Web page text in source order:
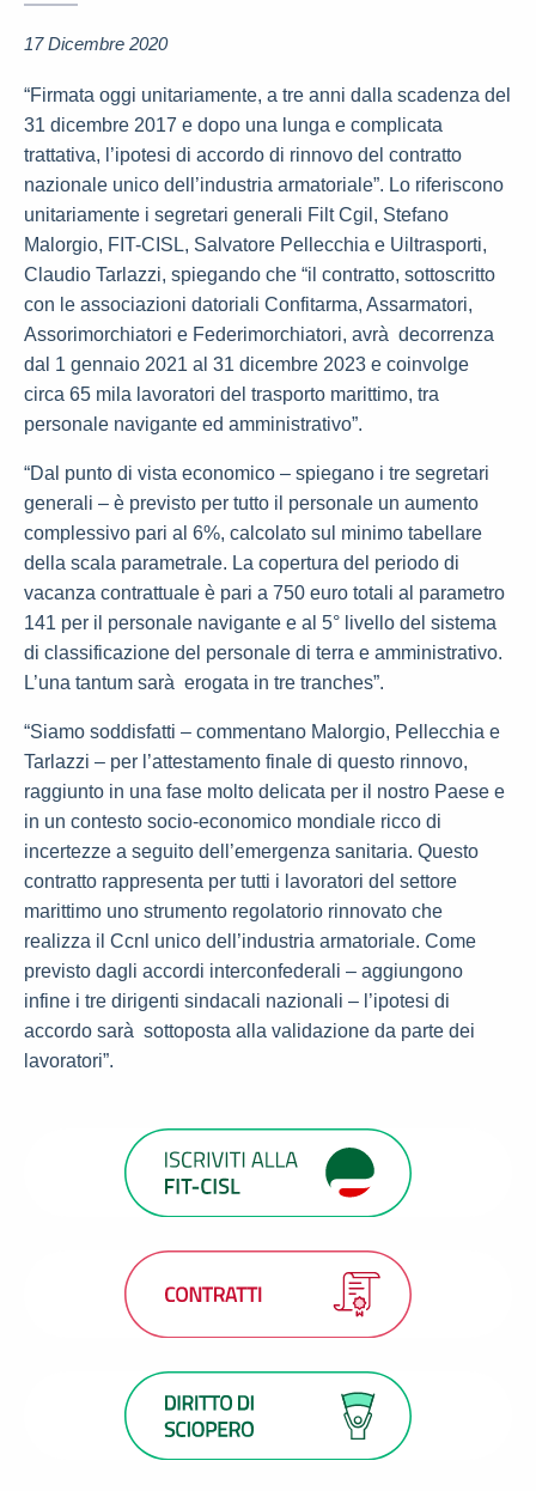
17 Dicembre 2020
“Firmata oggi unitariamente, a tre anni dalla scadenza del
31 dicembre 2017 e dopo una lunga e complicata
trattativa, l’ipotesi di accordo di rinnovo del contratto
nazionale unico dell’industria armatoriale”. Lo riferiscono
unitariamente i segretari generali Filt Cgil, Stefano
Malorgio, FIT-CISL, Salvatore Pellecchia e Uiltrasporti,
Claudio Tarlazzi, spiegando che “il contratto, sottoscritto
con le associazioni datoriali Confitarma, Assarmatori,
Assorimorchiatori e Federimorchiatori, avrà decorrenza
dal 1 gennaio 2021 al 31 dicembre 2023 e coinvolge
circa 65 mila lavoratori del trasporto marittimo, tra
personale navigante ed amministrativo”.
“Dal punto di vista economico – spiegano i tre segretari
generali – è previsto per tutto il personale un aumento
complessivo pari al 6%, calcolato sul minimo tabellare
della scala parametrale. La copertura del periodo di
vacanza contrattuale è pari a 750 euro totali al parametro
141 per il personale navigante e al 5° livello del sistema
di classificazione del personale di terra e amministrativo.
L’una tantum sarà erogata in tre tranches”.
“Siamo soddisfatti – commentano Malorgio, Pellecchia e
Tarlazzi – per l’attestamento finale di questo rinnovo,
raggiunto in una fase molto delicata per il nostro Paese e
in un contesto socio-economico mondiale ricco di
incertezze a seguito dell’emergenza sanitaria. Questo
contratto rappresenta per tutti i lavoratori del settore
marittimo uno strumento regolatorio rinnovato che
realizza il Ccnl unico dell’industria armatoriale. Come
previsto dagli accordi interconfederali – aggiungono
infine i tre dirigenti sindacali nazionali – l’ipotesi di
accordo sarà sottoposta alla validazione da parte dei
lavoratori”.